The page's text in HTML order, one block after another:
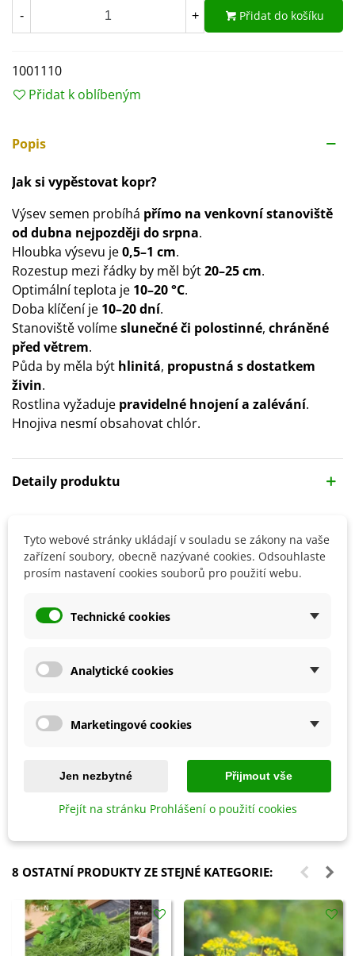
- + Přidat do košíku
1001110
Přidat k oblíbeným
Popis
Jak si vypěstovat kopr?
Výsev semen probíhá přímo na venkovní stanoviště
od dubna nejpozději do srpna.
Hloubka výsevu je0,5–1 cm.
Rozestup mezi řádky by měl být20–25 cm.
Optimální teplota je 10–20 °C.
Doba klíčení je 10–20 dní.
Stanoviště volímeslunečné či polostinné, chráněné
před větrem.
Půda by měla být hlinitá, propustná s dostatkem
živin.
Rostlina vyžaduje pravidelné hnojení a zalévání.
Hnojiva nesmí obsahovat chlór.
Detaily produktu
Bylinky pro každého - kniha -
204 Kč
Květinová směs - Ohnivý večer -
semena Kiepenkerl - 1 ks
80 Kč
8 OSTATNÍ PRODUKTY ZE STEJNÉ KATEGORIE:
Tyto webové stránky ukládají v souladu se zákony na vaše
zařízení soubory, obecně nazývané cookies. Odsouhlaste
prosím nastavení cookies souborů pro použití webu.
Technické cookies
Analytické cookies
Marketingové cookies
Jen nezbytné Přijmout vše
Přejít na stránku Prohlášení o použití cookies